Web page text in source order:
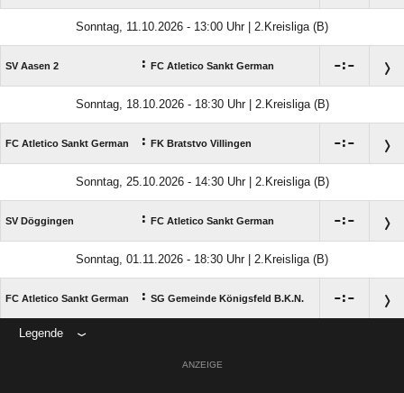
Sonntag, 11.10.2026 - 13:00 Uhr | 2.Kreisliga (B)
SV Aasen 2 : FC Atletico Sankt German :
Sonntag, 18.10.2026 - 18:30 Uhr | 2.Kreisliga (B)
FC Atletico Sankt German : FK Bratstvo Villingen :
Sonntag, 25.10.2026 - 14:30 Uhr | 2.Kreisliga (B)
SV Döggingen : FC Atletico Sankt German :
Sonntag, 01.11.2026 - 18:30 Uhr | 2.Kreisliga (B)
FC Atletico Sankt German : SG Gemeinde Königsfeld B.K.N. :
Legende
ANZEIGE